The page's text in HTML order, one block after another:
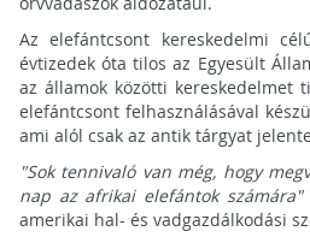
Az elefántcsont kereskedelmi
évtizedek óta tilos az Egyesült
az államok közötti kereskedelmet
elefántcsont felhasználásával
ami alól csak az antik tárgyat
"Sok tennivaló van még, hogy
nap az afrikai elefántok számára"
amerikai hal- és vadgazdálkodási